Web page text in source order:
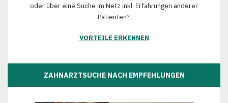
oder über eine Suche im Netz inkl. Erfahrungen anderer
Patienten?.
VORTEILE ERKENNEN
ZAHNARZTSUCHE NACH EMPFEHLUNGEN